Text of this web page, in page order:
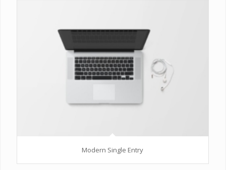
Modern Single Entry